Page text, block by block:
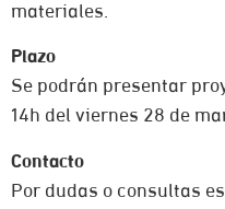
materiales.
Plazo
Se podrán presentar
14h del viernes 28 de
Contacto
Por dudas o consultas